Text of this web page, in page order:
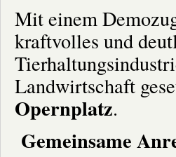
Mit einem
kraftvolles und
Landwirtschaft
Opernplatz.
Gemeinsame